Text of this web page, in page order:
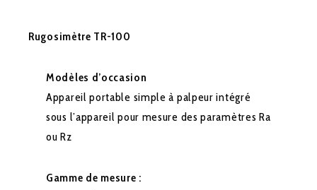
Rugosimètre TR-100
Modèles d’occasion
Appareil portable simple à palpeur intégré
sous l’appareil pour mesure des paramètres Ra
ou Rz
Gamme de mesure :